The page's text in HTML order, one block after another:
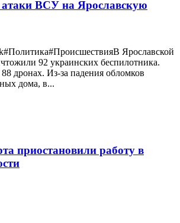
атаки ВСУ на Ярославскую
Ярославской
92 украинских беспилотника.
дронах. Из-за падения обломков
дома, в...
приостановили работу в